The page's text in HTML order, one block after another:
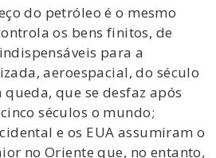
do petróleo é o mesmo
os bens finitos, de
para a
aeroespacial, do século
que se desfaz após
séculos o mundo;
e os EUA assumiram o
no Oriente que, no entanto,